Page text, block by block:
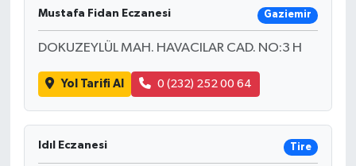
Mustafa Fidan Eczanesi Gaziemir
DOKUZEYLÜL MAH. HAVACILAR CAD. NO:3 H
Yol Tarifi Al 0 (232) 252 00 64
Idıl Eczanesi Tire